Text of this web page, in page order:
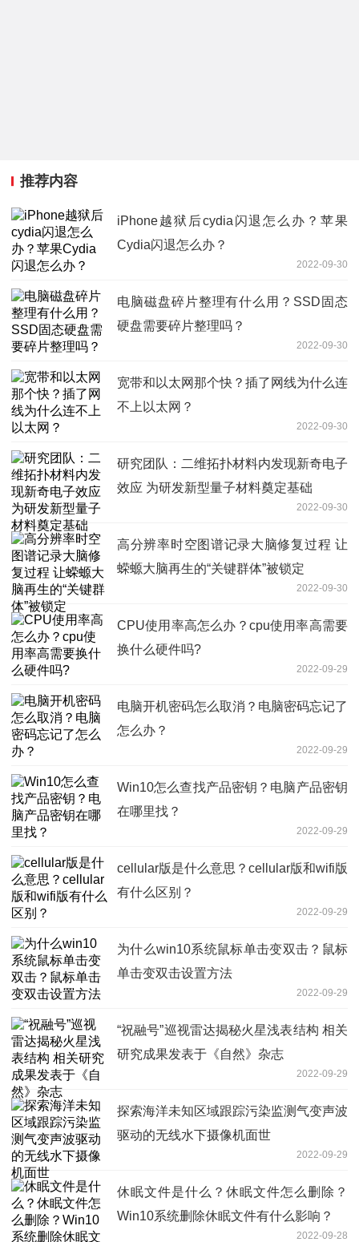
推荐内容
iPhone越狱后cydia闪退怎么办？苹果
Cydia闪退怎么办？
2022-09-30
电脑磁盘碎片整理有什么用？SSD固态
硬盘需要碎片整理吗？
2022-09-30
宽带和以太网那个快？插了网线为什么连
不上以太网？
2022-09-30
研究团队：二维拓扑材料内发现新奇电子
效应 为研发新型量子材料奠定基础
2022-09-30
高分辨率时空图谱记录大脑修复过程 让
蝾螈大脑再生的“关键群体”被锁定
2022-09-30
CPU使用率高怎么办？cpu使用率高需要
换什么硬件吗?
2022-09-29
电脑开机密码怎么取消？电脑密码忘记了
怎么办？
2022-09-29
Win10怎么查找产品密钥？电脑产品密钥
在哪里找？
2022-09-29
cellular版是什么意思？cellular版和wifi版
有什么区别？
2022-09-29
为什么win10系统鼠标单击变双击？鼠标
单击变双击设置方法
2022-09-29
“祝融号”巡视雷达揭秘火星浅表结构 相关
研究成果发表于《自然》杂志
2022-09-29
探索海洋未知区域跟踪污染监测气变声波
驱动的无线水下摄像机面世
2022-09-29
休眠文件是什么？休眠文件怎么删除？
Win10系统删除休眠文件有什么影响？
2022-09-28